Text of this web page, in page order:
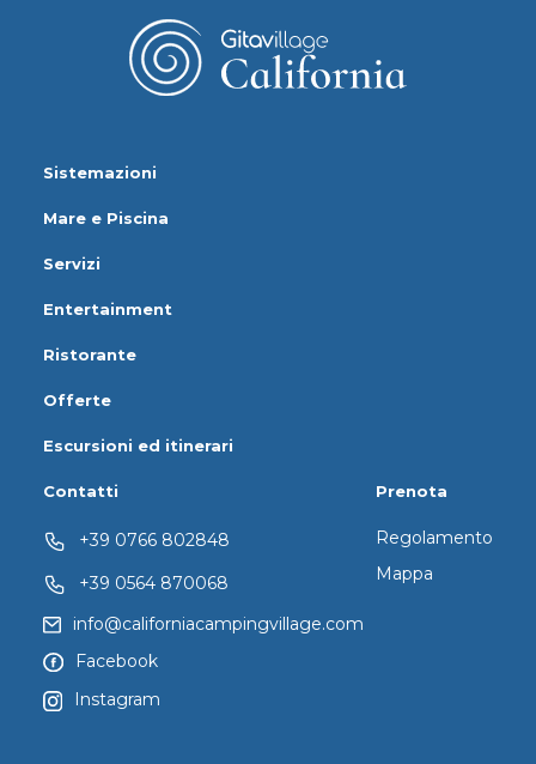
Sistemazioni
Mare e Piscina
Servizi
Entertainment
Ristorante
Offerte
Escursioni ed itinerari
Contatti
+39 0766 802848
+39 0564 870068
info@californiacampingvillage.com
Facebook
Instagram
Prenota
Regolamento
Mappa